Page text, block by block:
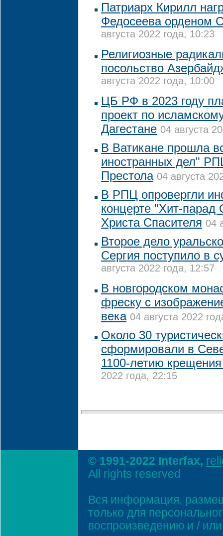
Патриарх Кирилл
Федосеева орденом
августа 2022 года, 10:23
Религиозные
посольство
августа 2022 года, 10:00
ЦБ РФ в 2023 году
проект по
Дагестане 04 августа
В Ватикане прошла
иностранных дел"
Престола 04 августа
В РПЦ опровергли
концерте "Хит-
Христа Спасителя 04
Второе дело
Сергия поступило в
августа 2022 года, 12:57
В новгородском
фреску с
века 04 августа 2022
Около 30
сформировали в
1100-летию
2022 года, 22:15
© 1991-2022 Interfax,
All rights reserved
Вся информация,
только для
воспроизведению и /